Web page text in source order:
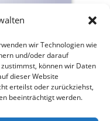
wir Technologien wie
und/oder darauf
können wir Daten
dieser Website
erteilst oder zurückziehst,
beeinträchtigt werden.